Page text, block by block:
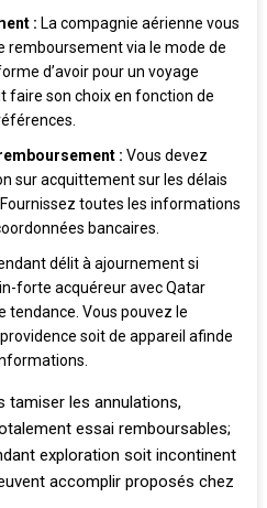
: La compagnie aérienne vous
remboursement via le mode de
d’avoir pour un voyage
faire son choix en fonction de
: Vous devez
sur acquittement sur les délais
toutes les informations
bancaires.
délit à ajournement si
forte acquéreur avec Qatar
tendance. Vous pouvez le
soit de appareil afinde
tamiser les annulations,
essai remboursables;
exploration soit incontinent
accomplir proposés chez